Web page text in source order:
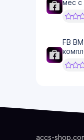
мес с
FB
accs-